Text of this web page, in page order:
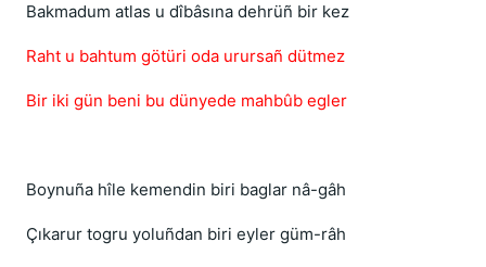
Bakmadum atlas u dîbâsına dehrüñ bir kez
Raht u bahtum götüri oda urursañ dütmez
Bir iki gün beni bu dünyede mahbûb egler
Boynuña hîle kemendin biri baglar nâ-gâh
Çıkarur togru yoluñdan biri eyler güm-râh